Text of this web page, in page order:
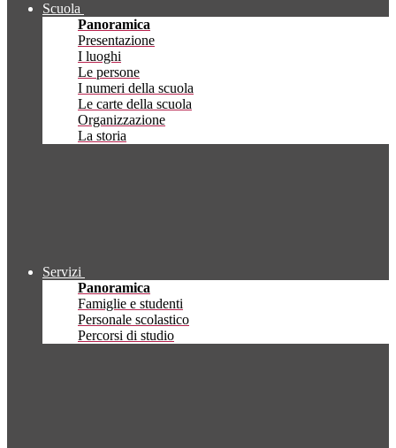
Scuola
Panoramica
Presentazione
I luoghi
Le persone
I numeri della scuola
Le carte della scuola
Organizzazione
La storia
Servizi
Panoramica
Famiglie e studenti
Personale scolastico
Percorsi di studio